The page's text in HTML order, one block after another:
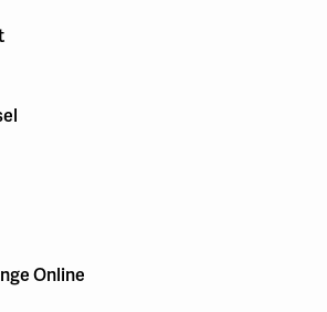
Online